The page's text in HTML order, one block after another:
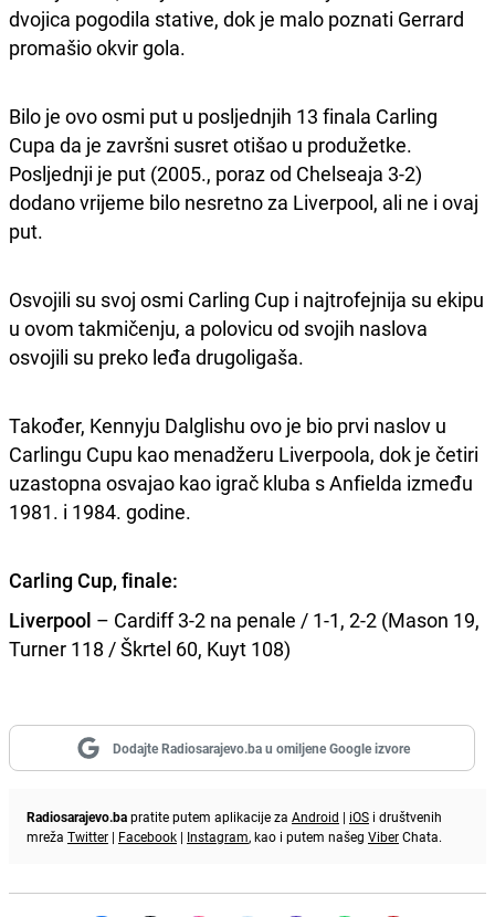
dvojica pogodila stative, dok je malo poznati Gerrard
promašio okvir gola.
Bilo je ovo osmi put u posljednjih 13 finala Carling
Cupa da je završni susret otišao u produžetke.
Posljednji je put (2005., poraz od Chelseaja 3-2)
dodano vrijeme bilo nesretno za Liverpool, ali ne i ovaj
put.
Osvojili su svoj osmi Carling Cup i najtrofejnija su ekipu
u ovom takmičenju, a polovicu od svojih naslova
osvojili su preko leđa drugoligaša.
Također, Kennyju Dalglishu ovo je bio prvi naslov u
Carlingu Cupu kao menadžeru Liverpoola, dok je četiri
uzastopna osvajao kao igrač kluba s Anfielda između
1981. i 1984. godine.
Carling Cup, finale:
Liverpool – Cardiff 3-2 na penale / 1-1, 2-2 (Mason 19,
Turner 118 / Škrtel 60, Kuyt 108)
Dodajte Radiosarajevo.ba u omiljene Google izvore
Radiosarajevo.bapratite putem aplikacije za Android | iOS i društvenih
mreža Twitter | Facebook | Instagram, kao i putem našeg ViberChata.